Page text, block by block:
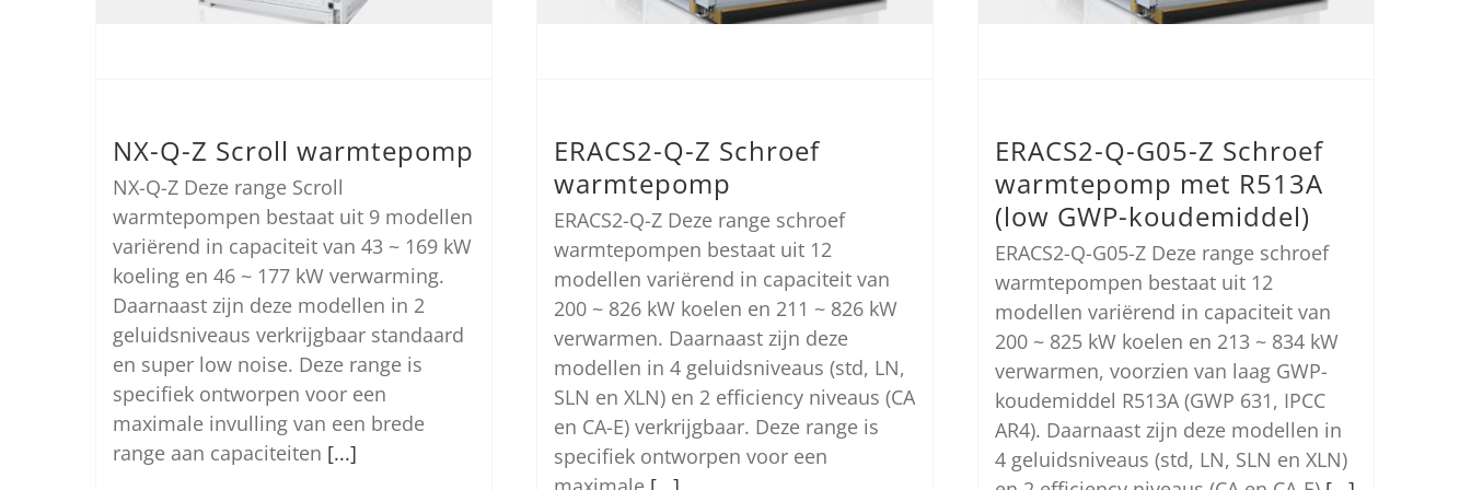
NX-Q-Z Scroll warmtepomp
NX-Q-Z Deze range Scroll
warmtepompen bestaat uit 9 modellen
variërend in capaciteit van 43 ~ 169 kW
koeling en 46 ~ 177 kW verwarming.
Daarnaast zijn deze modellen in 2
geluidsniveaus verkrijgbaar standaard
en super low noise. Deze range is
specifiek ontworpen voor een
maximale invulling van een brede
range aan capaciteiten [...]
ERACS2-Q-Z Schroef
warmtepomp
ERACS2-Q-Z Deze range schroef
warmtepompen bestaat uit 12
modellen variërend in capaciteit van
200 ~ 826 kW koelen en 211 ~ 826 kW
verwarmen. Daarnaast zijn deze
modellen in 4 geluidsniveaus (std, LN,
SLN en XLN) en 2 efficiency niveaus (CA
en CA-E) verkrijgbaar. Deze range is
specifiek ontworpen voor een
ERACS2-Q-G05-Z Schroef
warmtepomp met R513A
(low GWP-koudemiddel)
ERACS2-Q-G05-Z Deze range schroef
warmtepompen bestaat uit 12
modellen variërend in capaciteit van
200 ~ 825 kW koelen en 213 ~ 834 kW
verwarmen, voorzien van laag GWP-
koudemiddel R513A (GWP 631, IPCC
AR4). Daarnaast zijn deze modellen in
4 geluidsniveaus (std, LN, SLN en XLN)